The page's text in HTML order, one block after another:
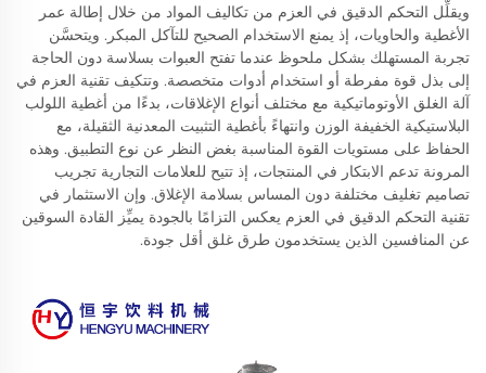
ويقلِّل التحكم الدقيق في العزم من تكاليف المواد من خلال إطالة عمر
الأغطية والحاويات، إذ يمنع الاستخدام الصحيح للتآكل المبكر. ويتحسَّن
تجربة المستهلك بشكل ملحوظ عندما تفتح العبوات بسلاسة دون الحاجة
إلى بذل قوة مفرطة أو استخدام أدوات متخصصة. وتتكيف تقنية العزم في
آلة الغلق الأوتوماتيكية مع مختلف أنواع الإغلاقات، بدءًا من أغطية اللولب
البلاستيكية الخفيفة الوزن وانتهاءً بأغطية التثبيت المعدنية الثقيلة، مع
الحفاظ على مستويات القوة المناسبة بغض النظر عن نوع التطبيق. وهذه
المرونة تدعم الابتكار في المنتجات، إذ تتيح للعلامات التجارية تجريب
تصاميم تغليف مختلفة دون المساس بسلامة الإغلاق. وإن الاستثمار في
تقنية التحكم الدقيق في العزم يعكس التزامًا بالجودة يميِّز القادة السوقين
عن المنافسين الذين يستخدمون طرق غلق أقل جودة.